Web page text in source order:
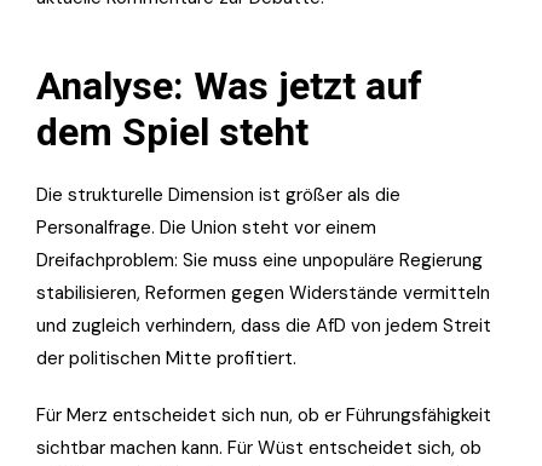
Analyse: Was jetzt auf
dem Spiel steht
Die strukturelle Dimension ist größer als die
Personalfrage. Die Union steht vor einem
Dreifachproblem: Sie muss eine unpopuläre Regierung
stabilisieren, Reformen gegen Widerstände vermitteln
und zugleich verhindern, dass die AfD von jedem Streit
der politischen Mitte profitiert.
Für Merz entscheidet sich nun, ob er Führungsfähigkeit
sichtbar machen kann. Für Wüst entscheidet sich, ob